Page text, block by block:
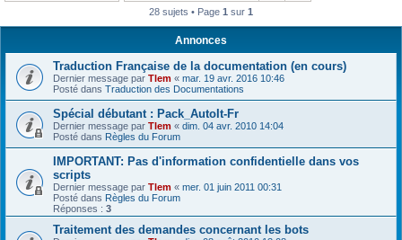
28 sujets • Page 1 sur 1
Annonces
Traduction Française de la documentation (en cours)
Dernier message par Tlem « mar. 19 avr. 2016 10:46
Posté dans Traduction des Documentations
Spécial débutant : Pack_AutoIt-Fr
Dernier message par Tlem « dim. 04 avr. 2010 14:04
Posté dans Règles du Forum
IMPORTANT: Pas d'information confidentielle dans vos
scripts
Dernier message par Tlem « mer. 01 juin 2011 00:31
Posté dans Règles du Forum
Réponses : 3
Traitement des demandes concernant les bots